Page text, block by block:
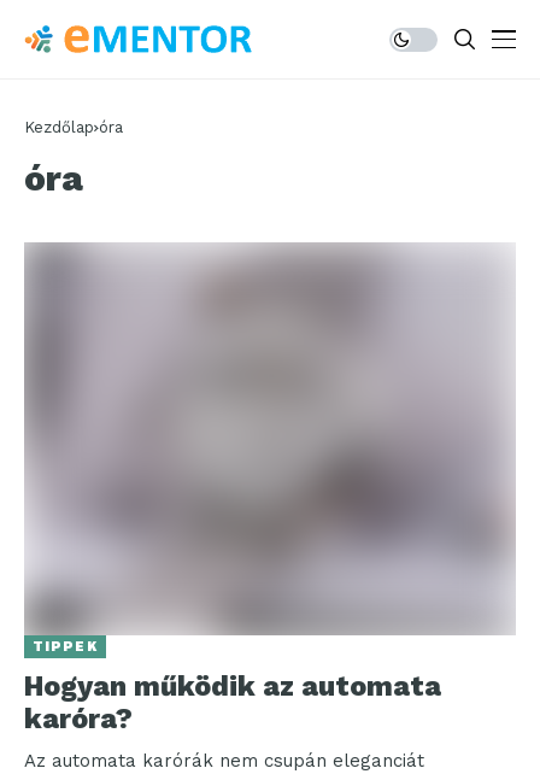
Kezdőlap óra
óra
TIPPEK
Hogyan működik az automata
karóra?
Az automata karórák nem csupán eleganciát